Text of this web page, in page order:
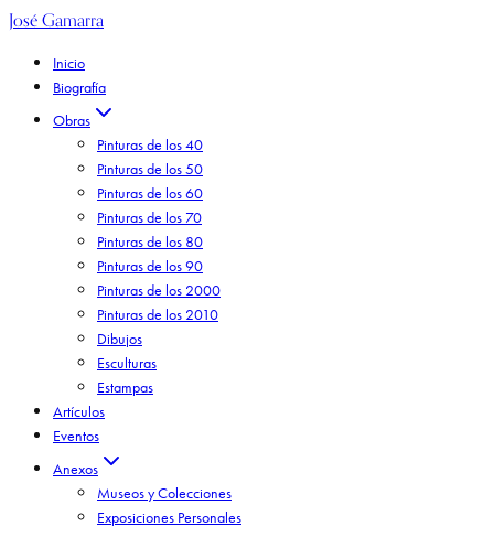
José Gamarra
Inicio
Biografía
Obras
Pinturas de los 40
Pinturas de los 50
Pinturas de los 60
Pinturas de los 70
Pinturas de los 80
Pinturas de los 90
Pinturas de los 2000
Pinturas de los 2010
Dibujos
Esculturas
Estampas
Artículos
Eventos
Anexos
Museos y Colecciones
Exposiciones Personales